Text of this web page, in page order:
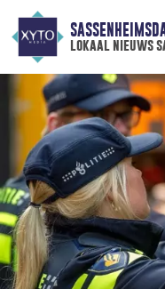
lokaal nieuws